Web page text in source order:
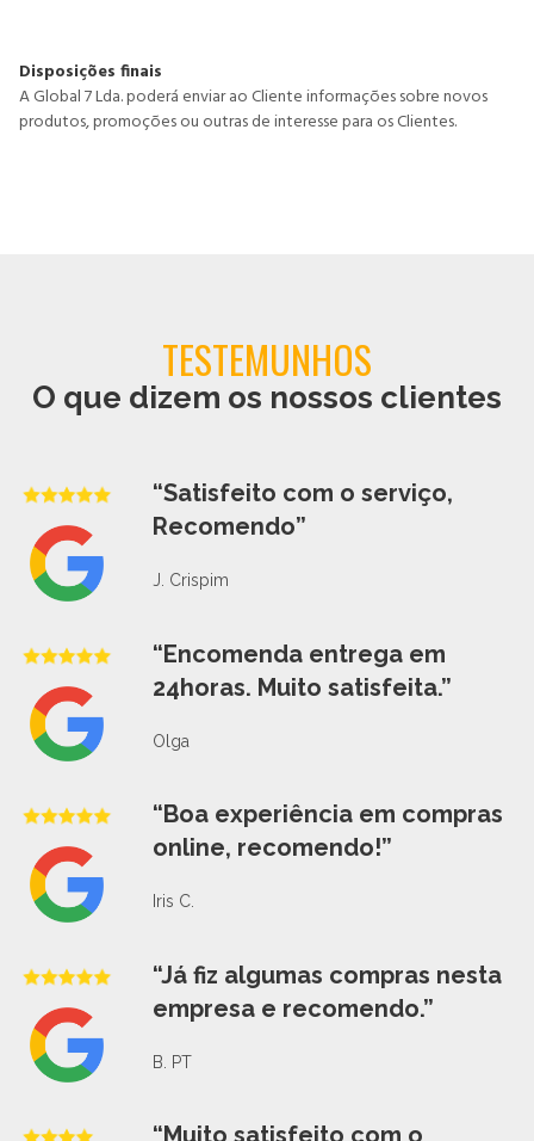
Disposições finais
A Global 7 Lda. poderá enviar ao Cliente informações sobre novos
produtos, promoções ou outras de interesse para os Clientes.
TESTEMUNHOS
O que dizem os nossos clientes
“Satisfeito com o serviço,
Recomendo”
J. Crispim
“Encomenda entrega em
24horas. Muito satisfeita.”
Olga
“Boa experiência em compras
online, recomendo!”
Iris C.
“Já fiz algumas compras nesta
empresa e recomendo.”
B. PT
“Muito satisfeito com o